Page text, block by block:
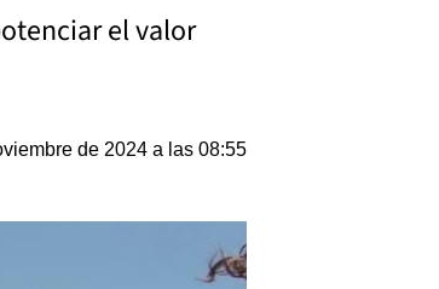
el valor
de 2024 a las 08:55